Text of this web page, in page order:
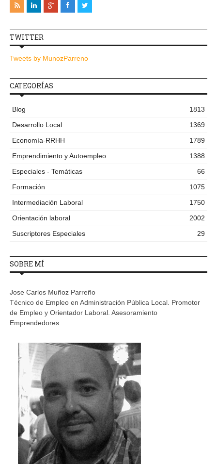
TWITTER
Tweets by MunozParreno
CATEGORÍAS
Blog
1813
Desarrollo Local
1369
Economía-RRHH
1789
Emprendimiento y Autoempleo
1388
Especiales - Temáticas
66
Formación
1075
Intermediación Laboral
1750
Orientación laboral
2002
Suscriptores Especiales
29
SOBRE MÍ
Jose Carlos Muñoz Parreño
Técnico de Empleo en Administración Pública Local. Promotor
de Empleo y Orientador Laboral. Asesoramiento
Emprendedores